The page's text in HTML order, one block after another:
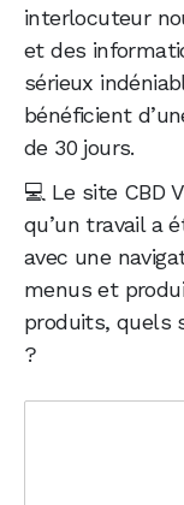
interlocuteur
et des
sérieux
bénéficient
de 30 jours.
💻 Le site CBD
qu’un travail a
avec une
menus et
produits, quels
?